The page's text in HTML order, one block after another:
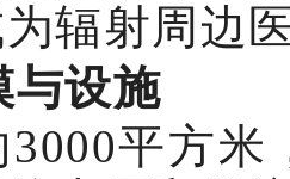
辐射周边
与设施
3000平方